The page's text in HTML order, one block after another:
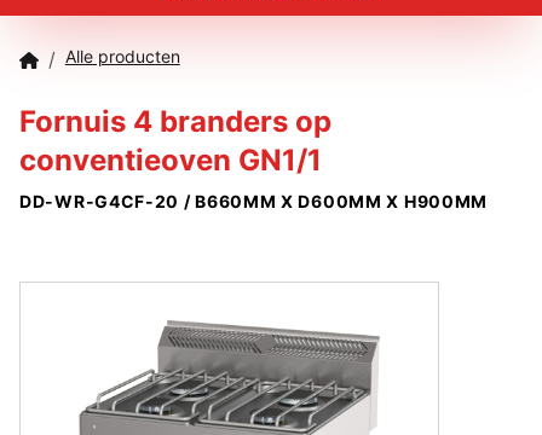
MERKEN
OFFERTECHECKER
CONTACT
/ Alle producten
Fornuis 4 branders op
conventieoven GN1/1
DD-WR-G4CF-20 / B660MM X D600MM X H900MM